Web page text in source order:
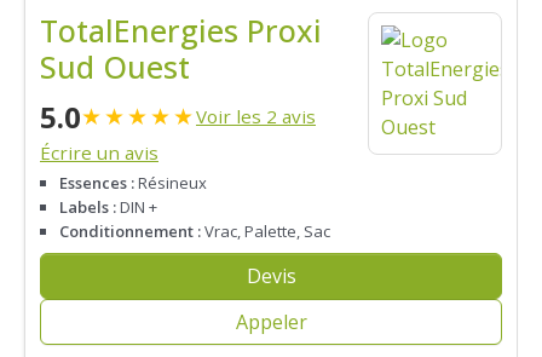
TotalEnergies Proxi
Sud Ouest
5.0★★★★★Voir les 2 avis
Écrire un avis
Essences :Résineux
Labels :DIN +
Conditionnement :Vrac, Palette, Sac
Devis
Appeler